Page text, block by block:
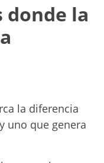
donde la
la diferencia
uno que genera